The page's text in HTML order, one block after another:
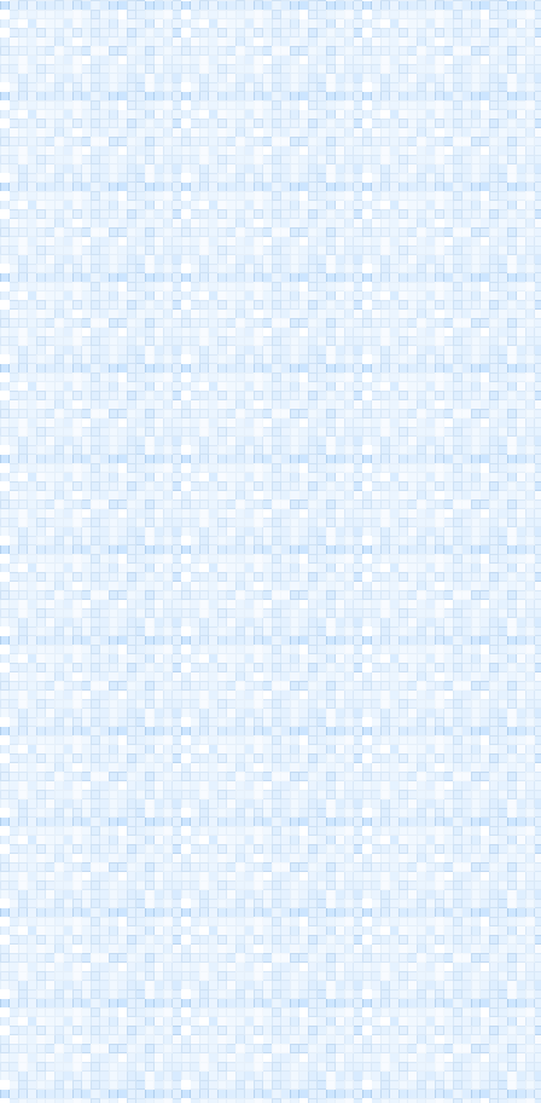
Porto Canale
Cesenatico
Museo della Marineria
Cesenatico
Casa Marino Moretti -
Cesenatico
EuroCamp Cesenatico
Spazio Pantani -
Museo Marco Pantani
Cesenatico